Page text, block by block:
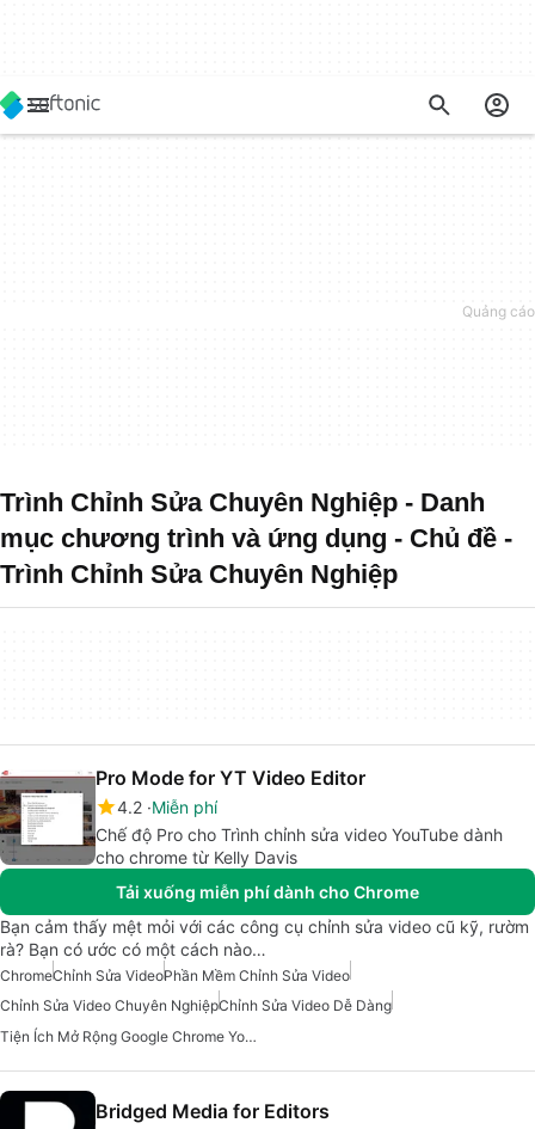
Trình Chỉnh Sửa Chuyên Nghiệp - Danh
mục chương trình và ứng dụng - Chủ đề -
Trình Chỉnh Sửa Chuyên Nghiệp
Pro Mode for YT Video Editor
4.2 Miễn phí
Chế độ Pro cho Trình chỉnh sửa video YouTube dành
cho chrome từ Kelly Davis
Tải xuống miễn phí dành cho Chrome
Bạn cảm thấy mệt mỏi với các công cụ chỉnh sửa video cũ kỹ, rườm
rà? Bạn có ước có một cách nào…
ChromeChỉnh Sửa VideoPhần Mềm Chỉnh Sửa Video
Chỉnh Sửa Video Chuyên NghiệpChỉnh Sửa Video Dễ Dàng
Tiện Ích Mở Rộng Google Chrome Youtube
Bridged Media for Editors